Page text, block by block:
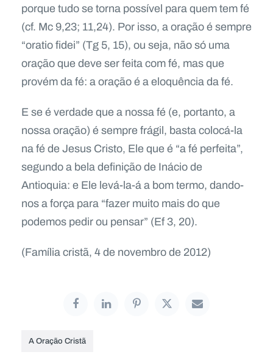
porque tudo se torna possível para quem tem fé
(cf. Mc 9,23; 11,24). Por isso, a oração é sempre
“oratio fidei” (Tg 5, 15), ou seja, não só uma
oração que deve ser feita com fé, mas que
provém da fé: a oração é a eloquência da fé.
E se é verdade que a nossa fé (e, portanto, a
nossa oração) é sempre frágil, basta colocá-la
na fé de Jesus Cristo, Ele que é “a fé perfeita”,
segundo a bela definição de Inácio de
Antioquia: e Ele levá-la-á a bom termo, dando-
nos a força para “fazer muito mais do que
podemos pedir ou pensar” (Ef 3, 20).
(Família cristã, 4 de novembro de 2012)
A Oração Cristã